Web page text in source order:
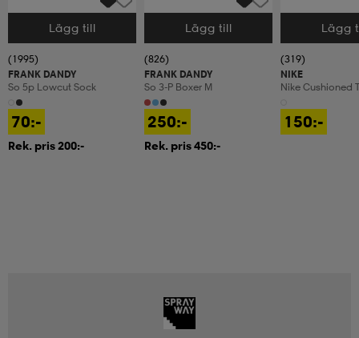
Välj storlek
Lägg till
(1995)
FRANK DANDY
So 5p Lowcut Sock
70:-
Rek. pris 200:-
Välj storlek
Lägg till
(826)
FRANK DANDY
So 3-P Boxer M
250:-
Rek. pris 450:-
Välj storlek
Lägg
(319)
NIKE
Nike Cushioned
150:-